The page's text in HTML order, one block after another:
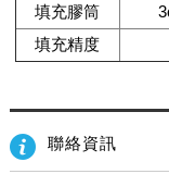
填充膠筒
填充精度
聯絡資訊